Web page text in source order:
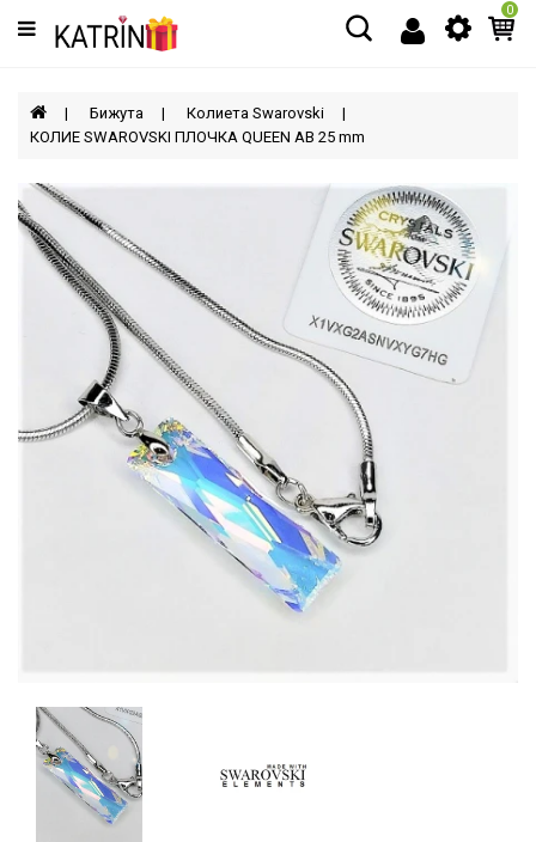
Категории
МЪЖЕ
ДЕЦА
АКСЕСОАРИ
0
Бижута
Колиета Swarovski
КОЛИЕ SWAROVSKI ПЛОЧКА QUEEN AB 25 mm